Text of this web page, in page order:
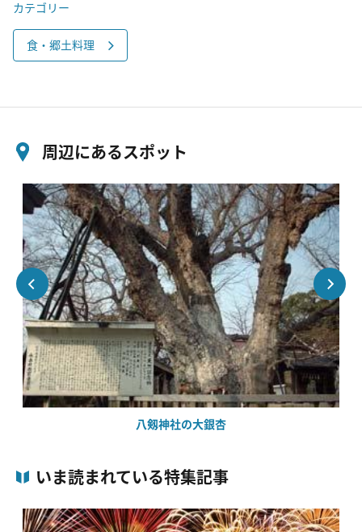
カテゴリー
食・郷土料理
周辺にあるスポット
八剱神社の大銀杏
いま読まれている特集記事